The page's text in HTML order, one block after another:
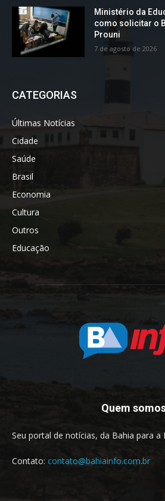
Ministério da
como solicitar o
Prouni
7 de agosto de 2026
CATEGORIAS
Últimas Notícias
Cidade
Saúde
Brasil
Economia
Cultura
Outros
Educação
Quem
Seu portal de notícias, da Bahia para a
Contato: contato@bahiainfo.com.br